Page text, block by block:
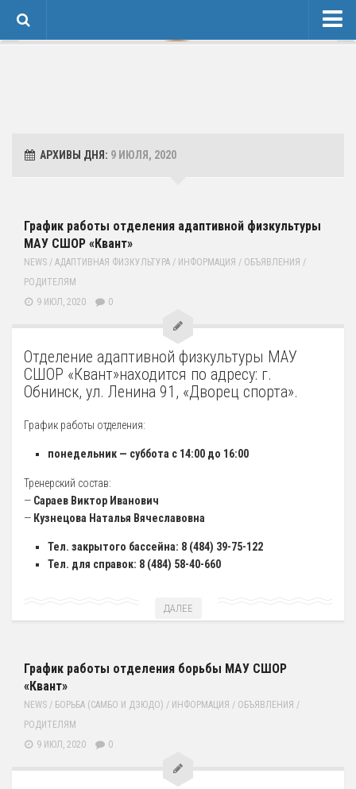
Контакты
4 Образовательные стандарты и требования
Спортивная Подготовка
Соревнования
Календарь
Положения и протоколы
5 Руководство. Педагогический (научно-педагогический) состав
6 Материально-техническое обеспечение и оснащенность
образовательного процесса
Организация питания в Образовательной организации
9 Вакантные места для приема (перевода) обучающихся
11 Финансово-хозяйственная деятельность
12 Платные образовательные услуги
13 Документы
Документы МАУ «СШОР КВАНТ»
АРХИВЫ ДНЯ: 9 ИЮЛЯ, 2020
График работы отделения адаптивной физкультуры
МАУ СШОР «Квант»
NEWS / АДАПТИВНАЯ ФИЗКУЛЬТУРА / ИНФОРМАЦИЯ / ОБЪЯВЛЕНИЯ /
РОДИТЕЛЯМ
9 ИЮЛ, 2020
0
Отделение адаптивной физкультуры МАУ
СШОР «Квант»находится по адресу: г.
Обнинск, ул. Ленина 91, «Дворец спорта».
График работы отделения:
понедельник — суббота с 14:00 до 16:00
Тренерский состав:
— Сараев Виктор Иванович
— Кузнецова Наталья Вячеславовна
Тел. закрытого бассейна: 8 (484) 39-75-122
Тел. для справок: 8 (484) 58-40-660
ДАЛЕЕ
График работы отделения борьбы МАУ СШОР
«Квант»
NEWS / БОРЬБА (САМБО И ДЗЮДО) / ИНФОРМАЦИЯ / ОБЪЯВЛЕНИЯ /
РОДИТЕЛЯМ
9 ИЮЛ, 2020
0